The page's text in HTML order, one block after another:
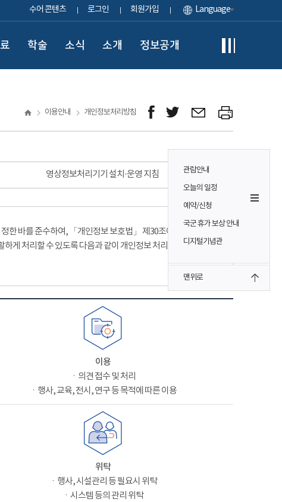
수어 콘텐츠 로그인 회원가입 Language
학술 소식 소개 정보공개
관람안내
오늘의 일정
예약/신청
국군 휴가 보상 안내
디지털기념관
맨위로
이용안내 개인정보처리방침
영상정보처리기기 설치·운영 지침
한 바를 준수하여, 「개인정보 보호법」 제30조에 따라
게 처리할 수 있도록 다음과 같이 개인정보 처리방침을
이용
ㆍ의견 접수 및 처리
ㆍ행사, 교육, 전시, 연구 등 목적에 따른 이용
위탁
ㆍ행사, 시설관리 등 필요시 위탁
ㆍ시스템 등의 관리 위탁